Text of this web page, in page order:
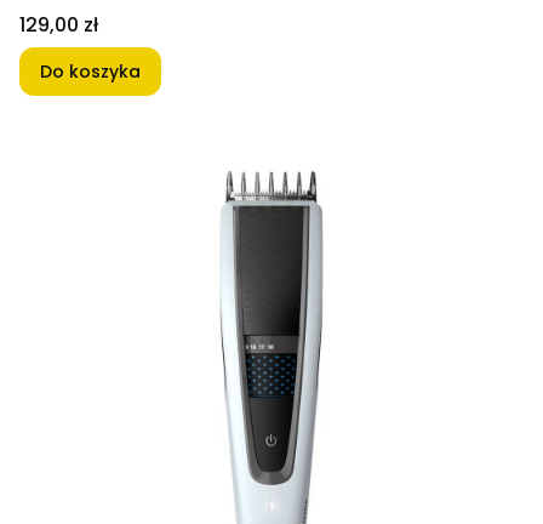
Cena
129,00 zł
Do koszyka